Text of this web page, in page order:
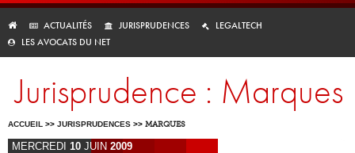
ACTUALITÉS JURISPRUDENCES
LEGALTECH
LES AVOCATS DU NET
Jurisprudence : Marques
ACCUEIL >> JURISPRUDENCES >> MARQUES
MERCREDI 10 JUIN 2009